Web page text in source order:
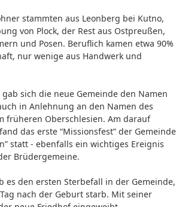
stammten aus Leonberg bei Kutno,
von Plock, der Rest aus Ostpreußen,
und Posen. Beruflich kamen etwa 90%
nur wenige aus Handwerk und
sich die neue Gemeinde den Namen
in Anlehnung an den Namen des
früheren Oberschlesien. Am darauf
das erste “Missionsfest” der Gemeinde
statt - ebenfalls ein wichtiges Ereignis
Brüdergemeine.
es den ersten Sterbefall in der Gemeinde,
nach der Geburt starb. Mit seiner